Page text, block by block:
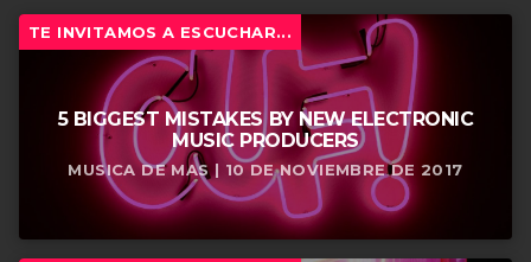
TE INVITAMOS A ESCUCHAR...
5 BIGGEST MISTAKES BY NEW ELECTRONIC
MUSIC PRODUCERS
MUSICA DE MAS | 10 DE NOVIEMBRE DE 2017